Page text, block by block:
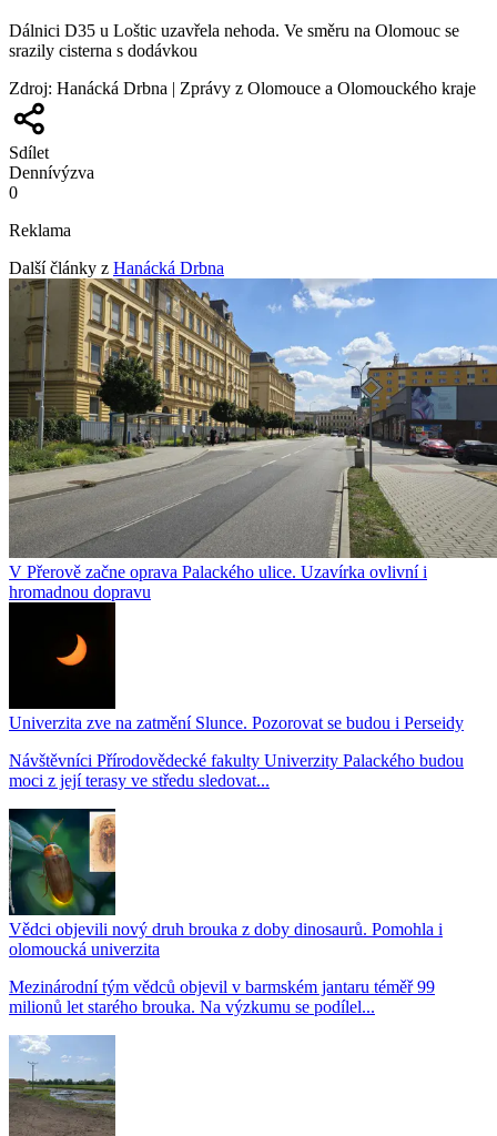
Dálnici D35 u Loštic uzavřela nehoda. Ve směru na Olomouc se
srazily cisterna s dodávkou
Zdroj: Hanácká Drbna | Zprávy z Olomouce a Olomouckého kraje
Sdílet
Dennívýzva
0
Reklama
Další články z Hanácká Drbna
V Přerově začne oprava Palackého ulice. Uzavírka ovlivní i
hromadnou dopravu
Univerzita zve na zatmění Slunce. Pozorovat se budou i Perseidy
Návštěvníci Přírodovědecké fakulty Univerzity Palackého budou
moci z její terasy ve středu sledovat...
Vědci objevili nový druh brouka z doby dinosaurů. Pomohla i
olomoucká univerzita
Mezinárodní tým vědců objevil v barmském jantaru téměř 99
milionů let starého brouka. Na výzkumu se podílel...